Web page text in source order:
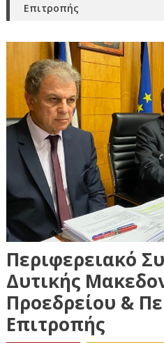
Επιτροπής
Περιφερειακό
Δυτικής
Προεδρείου &
Επιτροπής